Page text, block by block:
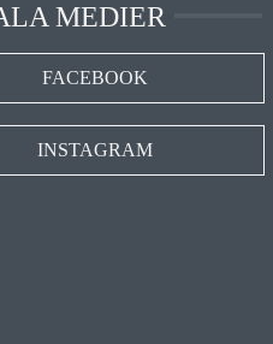
MEDIER
FACEBOOK
INSTAGRAM